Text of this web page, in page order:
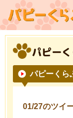
パピー
パピーくら
01/27のツイ